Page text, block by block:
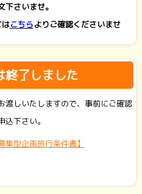
下さいませ。
こちらよりご確認くださいませ
終了しました
渡しいたしますので、事前にご確認
込下さい。
集型企画旅行条件書】